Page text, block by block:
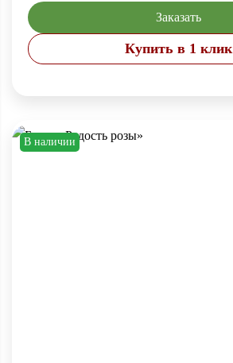
Заказать
Купить в 1 клик
В наличии